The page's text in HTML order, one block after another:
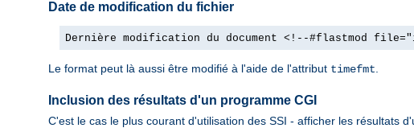
Date de modification du fichier
Dernière modification du document <!--#flastmod
Le format peut là aussi être modifié à l'aide de l'attribut timefmt.
Inclusion des résultats d'un programme CGI
C'est le cas le plus courant d'utilisation des SSI - afficher les résultats